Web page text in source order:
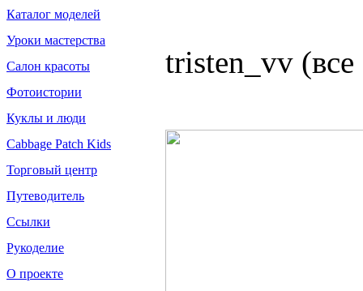
Каталог моделей
Уроки мастерства
Салон красоты
Фотоистории
Куклы и люди
Cabbage Patch Kids
Торговый центр
Путеводитель
Ссылки
Рукоделие
О проекте
tristen_vv